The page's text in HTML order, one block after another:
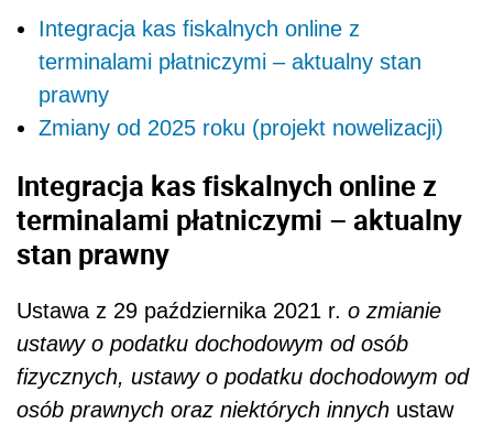
Integracja kas fiskalnych online z
terminalami płatniczymi – aktualny stan
prawny
Zmiany od 2025 roku (projekt nowelizacji)
Integracja kas fiskalnych online z
terminalami płatniczymi – aktualny
stan prawny
Ustawa z 29 października 2021 r. o zmianie
ustawy o podatku dochodowym od osób
fizycznych, ustawy o podatku dochodowym od
osób prawnych oraz niektórych innych ustaw